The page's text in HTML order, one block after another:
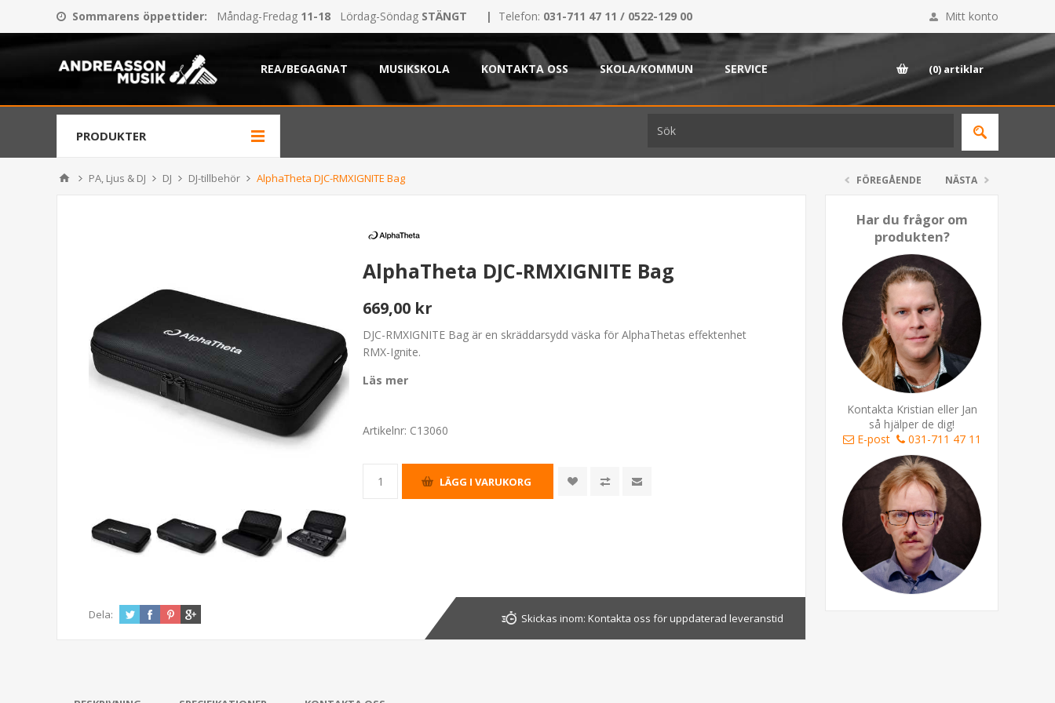
Sommarens öppettider: Måndag-Fredag 11-18 Lördag-Söndag STÄNGT | Telefon: 031-711 47 11 / 0522-129 00 Mitt konto
REA/BEGAGNAT MUSIKSKOLA KONTAKTA OSS SKOLA/KOMMUN SERVICE (0) artiklar
PRODUKTER
PA, Ljus & DJ DJ DJ-tillbehör AlphaTheta DJC-RMXIGNITE Bag FÖREGÅENDE NÄSTA
Har du frågor om
produkten?
Kontakta Kristian eller Jan
så hjälper de dig!
E-post
031-711 47 11
AlphaTheta DJC-RMXIGNITE Bag
669,00 kr
DJC-RMXIGNITE Bag är en skräddarsydd väska för AlphaThetas effektenhet
RMX-Ignite.
Läs mer
Artikelnr: C13060
Dela: Skickas inom: Kontakta oss för uppdaterad leveranstid